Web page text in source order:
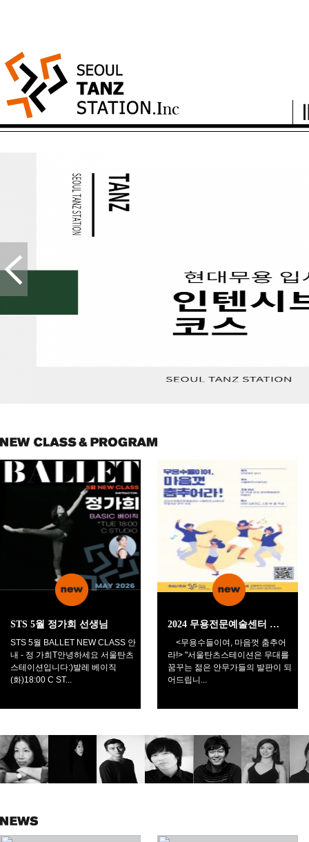
STS 5월 정가희 선생님
STS 5월 BALLET NEW CLASS 안
내 - 정 가희T ​ 안녕하세요 서울탄츠
스테이션입니다:) ​ 발레 베이직
(화)18:00 C ST...
2024 무용전문예술센터 서울탄츠스테이션 무료 대관 공익 사업
<무용수들이여, 마음껏 춤추어
라!> "서울탄츠스테이션은 무대를
꿈꾸는 젊은 안무가들의 발판이 되
어드립니...